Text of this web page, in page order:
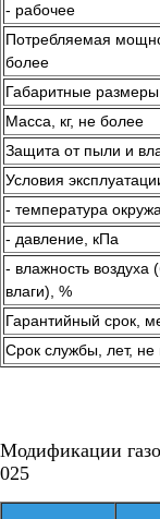
- рабочее
Потребляемая
более
Габаритные
Масса, кг, не более
Защита от пыли и
Условия
- температура
- давление, кПа
- влажность воздуха
влаги), %
Гарантийный срок,
Срок службы, лет,
Модификации
025